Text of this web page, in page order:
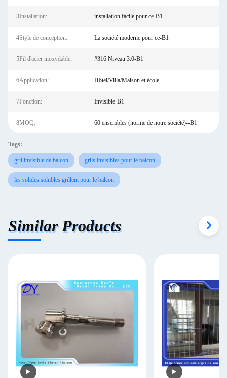
3Installation: installation facile pour ce-B1
4Style de conception: La société moderne pour ce-B1
5Fil d'acier inoxydable: #316 Niveau 3.0-B1
6Application: Hôtel/Villa/Maison et école
7Fonction: Invisible-B1
8MOQ: 60 ensembles (norme de notre société)--B1
Tags:
gril invisible de balcon grils invisibles pour le balcon
les solides solubles grillent pour le balcon
Similar Products